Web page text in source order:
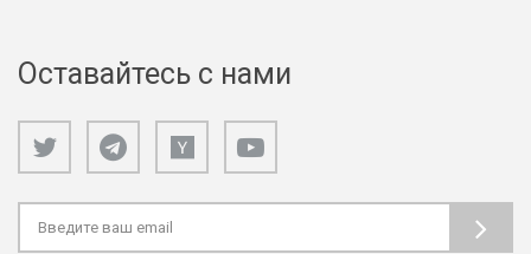
Оставайтесь с нами